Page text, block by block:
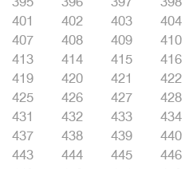
401
402 403 404
407
408 409 410
413
414 415 416
419
420 421 422
425
426 427 428
431
432 433 434
437
438 439 440
443
444 445 446